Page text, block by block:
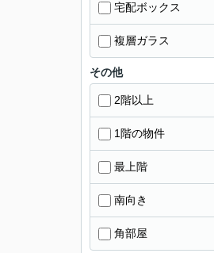
宅配ボックス
複層ガラス
その他
2階以上
1階の物件
最上階
南向き
角部屋